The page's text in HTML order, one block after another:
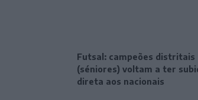
Futsal: campeões distritais
(séniores) voltam a ter
direta aos nacionais